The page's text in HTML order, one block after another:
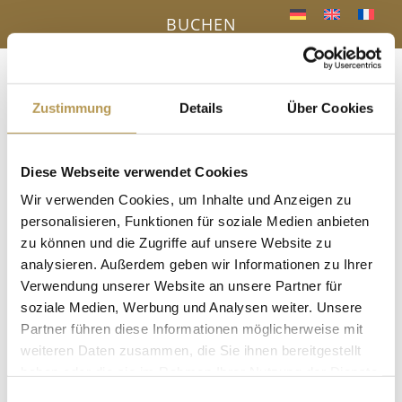
Zustimmung Details Über Cookies
Diese Webseite verwendet Cookies
Wir verwenden Cookies, um Inhalte und Anzeigen zu
personalisieren, Funktionen für soziale Medien anbieten
zu können und die Zugriffe auf unsere Website zu
analysieren. Außerdem geben wir Informationen zu Ihrer
Verwendung unserer Website an unsere Partner für
soziale Medien, Werbung und Analysen weiter. Unsere
Partner führen diese Informationen möglicherweise mit
weiteren Daten zusammen, die Sie ihnen bereitgestellt
IHR VORTEIL - DIREKTBUCHUNG ONLINE
a Menü
BUCHEN
« Alle Veranstaltungen
Diese Veranstaltung hat bereits stattgefunden.
Saunaaufguss mit Nancy
13 Januar, 13:30 -13:45
in der Panoramasauna